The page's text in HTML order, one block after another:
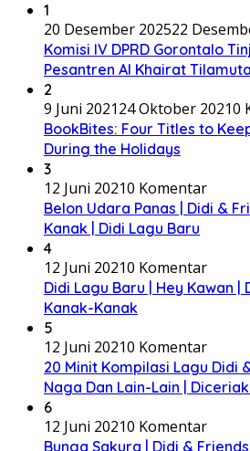
1
20 Desember 202522
Komisi IV DPRD Gorontalo
Pesantren Al Khairat Tilamuta
2
9 Juni 202124 Oktober 20210
BookBites: Four Titles to
During the Holidays
3
12 Juni 20210 Komentar
Belon Udara Panas | Didi &
Kanak | Didi Lagu Baru
4
12 Juni 20210 Komentar
Didi Lagu Baru | Hey Kawan |
Kanak-Kanak
5
12 Juni 20210 Komentar
20 Minit Kompilasi Lagu Didi
Naga Dan Lain-Lain |
6
12 Juni 20210 Komentar
Bunga Sakura | Didi &